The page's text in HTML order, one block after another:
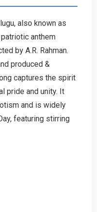
also known as
anthem
by A.R. Rahman.
produced &
captures the spirit
pride and unity. It
and is widely
featuring stirring